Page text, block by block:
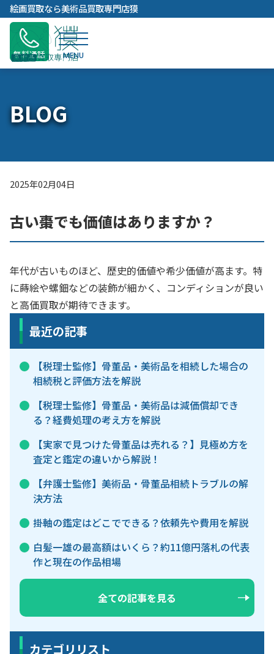
内
容
キ
絵画買取なら美術品買取専門店獏
無料通話
BLOG
最近の記事
【税理士監修】骨董品・美術品を相続した場合の
相続税と評価方法を解説
【税理士監修】骨董品・美術品は減価償却でき
る？経費処理の考え方を解説
【実家で見つけた骨董品は売れる？】見極め方を
査定と鑑定の違いから解説！
【弁護士監修】美術品・骨董品相続トラブルの解
決方法
掛軸の鑑定はどこでできる？依頼先や費用を解説
白髪一雄の最高額はいくら？約11億円落札の代表
作と現在の作品相場
全ての記事を見る
カテゴリリスト
2025年02月04日
古い棗でも価値はありますか？
年代が古いものほど、歴史的価値や希少価値が高ます。特
に蒔絵や螺鈿などの装飾が細かく、コンディションが良い
と高価買取が期待できます。